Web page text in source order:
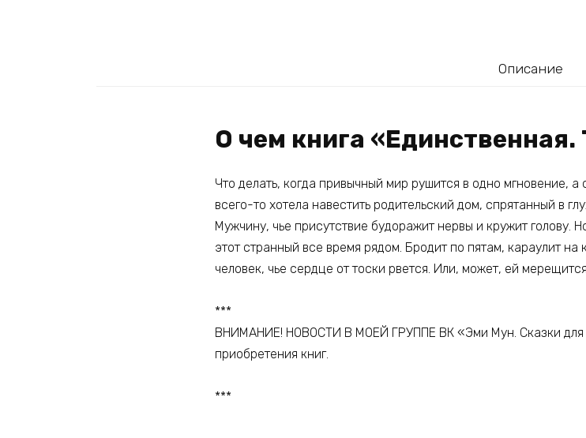
Описание
О чем книга «Единственная.
Что делать, когда привычный мир рушится в одно мгновение, а
всего-то хотела навестить родительский дом, спрятанный в
Мужчину, чье присутствие будоражит нервы и кружит голову.
этот странный все время рядом. Бродит по пятам, караулит
человек, чье сердце от тоски рвется. Или, может, ей
***
ВНИМАНИЕ! НОВОСТИ В МОЕЙ ГРУППЕ ВК «Эми Мун. Сказки для
приобретения книг.
***